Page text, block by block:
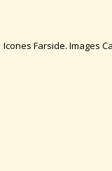
Icones Farside. Images